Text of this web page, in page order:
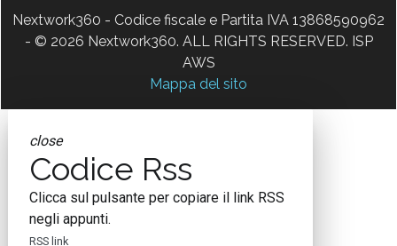
Nextwork360 - Codice fiscale e Partita IVA 13868590962
- © 2026 Nextwork360. ALL RIGHTS RESERVED. ISP
AWS
Mappa del sito
close
Codice Rss
Clicca sul pulsante per copiare il link RSS
negli appunti.
RSS link